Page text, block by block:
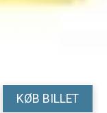
KØB BILLET